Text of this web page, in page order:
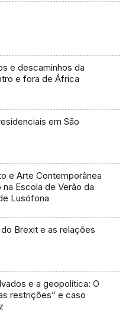
e descaminhos da
e fora de África
em São
e Arte Contemporânea
na Escola de Verão da
Lusófona
do Brexit e as relações
e a geopolítica: O
restrições” e caso